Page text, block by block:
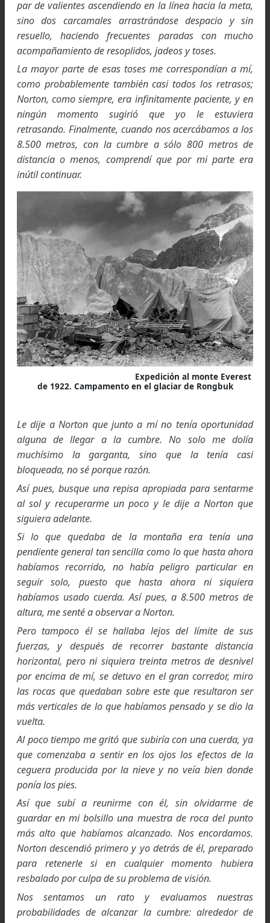
Makalu, la quinta cima más alta de la
se podía observar por encima del campamento
Hacia un frio muy intenso, pero por encima de nosotros
veíamos una mancha de luz solar y nos esforzamos para
alcanzarla y calentarnos en ella.
Encontramos un gran parche de nieve sobre el
Norton talló peldaños, y superado este
termino la resbaladiza pedrera y ascendimos el
del día sobre terreno rocoso sencillo, aunque todas
repisas estaban inclinadas hacia fuera y muchas
hallaban recubiertas de pequeñas piedras que
hacía sentir inseguros.
Sin embargo, el sol fue amable con nosotros y
nuestro recorrido. Incluso el viento no era
desagradable como lo fue el día anterior. De
contábamos con las mejores
meteorológicas posibles. Ojalá no
empezado nuestra ascensión tan decaídos como un
de inválidos, hambrientos y debilitados por el
tiempo de las últimas semanas.
A unos 200 o 250 metros por encima de
campamento pareció como si de
comenzáramos a notar mucho más los efectos
Si hasta entonces habíamos logrado ganar unos
metros de desnivel por hora, ahora nuestro avance
vio reducido a poco más de treinta metros. Si
tenido que respirar tres o cuatro veces en cada
ahora nos veíamos obligados a hacerlo cada
más.
E incluso así, teníamos que detenernos a
frecuentes para recuperar el aliento. Como
Norton en el relato que hizo más tarde: “Cada
diez minutos teníamos que sentarnos durante
minuto o dos, y debíamos tener un aspecto
demacrado…” El lector no debe imaginarnos como
par de valientes ascendiendo en la línea hacia la
sino dos carcamales arrastrándose despacio y
resuello, haciendo frecuentes paradas con
acompañamiento de resoplidos, jadeos y toses.
La mayor parte de esas toses me correspondían a
como probablemente también casi todos los
Norton, como siempre, era infinitamente paciente, y
ningún momento sugirió que yo le
retrasando. Finalmente, cuando nos acercábamos a
8.500 metros, con la cumbre a sólo 800 metros
distancia o menos, comprendí que por mi parte
inútil continuar.